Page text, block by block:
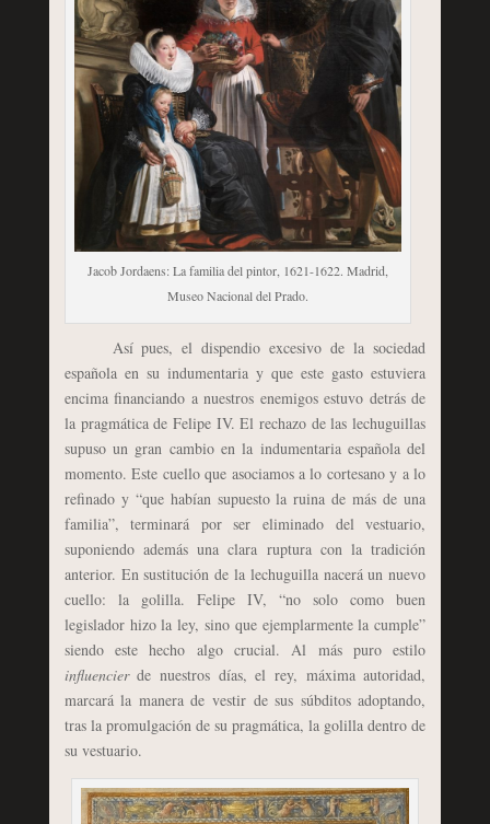
Jacob Jordaens: La familia del pintor, 1621-1622. Madrid,
Museo Nacional del Prado.
Así pues, el dispendio excesivo de la sociedad
española en su indumentaria y que este gasto estuviera
encima financiando a nuestros enemigos estuvo detrás de
la pragmática de Felipe IV. El rechazo de las lechuguillas
supuso un gran cambio en la indumentaria española del
momento. Este cuello que asociamos a lo cortesano y a lo
refinado y “que habían supuesto la ruina de más de una
familia”, terminará por ser eliminado del vestuario,
suponiendo además una clara ruptura con la tradición
anterior. En sustitución de la lechuguilla nacerá un nuevo
cuello: la golilla. Felipe IV, “no solo como buen
legislador hizo la ley, sino que ejemplarmente la cumple”
siendo este hecho algo crucial. Al más puro estilo
influencierde nuestros días, el rey, máxima autoridad,
marcará la manera de vestir de sus súbditos adoptando,
tras la promulgación de su pragmática, la golilla dentro de
su vestuario.